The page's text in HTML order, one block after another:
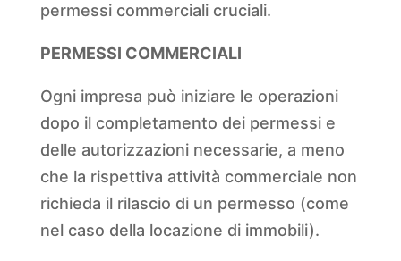
permessi commerciali cruciali.
PERMESSI COMMERCIALI
Ogni impresa può iniziare le operazioni
dopo il completamento dei permessi e
delle autorizzazioni necessarie, a meno
che la rispettiva attività commerciale non
richieda il rilascio di un permesso (come
nel caso della locazione di immobili).